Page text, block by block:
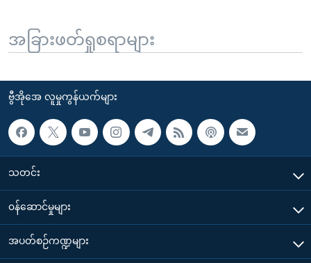
အခြားဖတ်ရှုစရာများ
ဗွီအိုအေ လူမှုကွန်ယက်များ
သတင်း
၀န်ဆောင်မှုများ
အပတ်စဉ်ကဏ္ဍများ